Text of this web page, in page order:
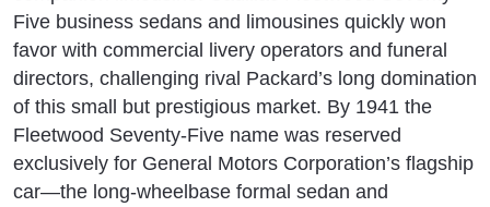
Five business sedans and limousines quickly won
favor with commercial livery operators and funeral
directors, challenging rival Packard’s long domination
of this small but prestigious market. By 1941 the
Fleetwood Seventy-Five name was reserved
exclusively for General Motors Corporation’s flagship
car—the long-wheelbase formal sedan and